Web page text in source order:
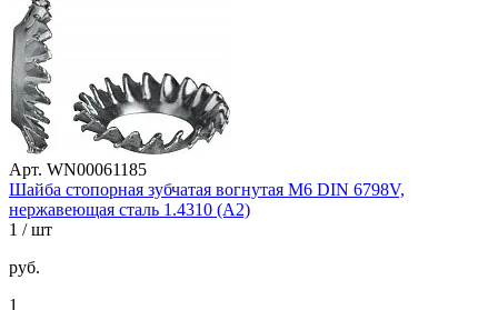
Арт. WN00061185
Шайба стопорная зубчатая вогнутая М6 DIN 6798V,
нержавеющая сталь 1.4310 (А2)
1 / шт
руб.
1